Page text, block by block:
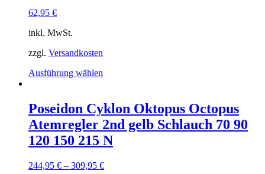
werden
62,95 €
inkl. MwSt.
zzgl. Versandkosten
Ausführung wählen
mehrere
Varianten
auf.
Die
Optionen
auf
Poseidon Cyklon Oktopus Octopus
Atemregler 2nd gelb Schlauch 70 90
120 150 215 N
244,95 € – 309,95 €